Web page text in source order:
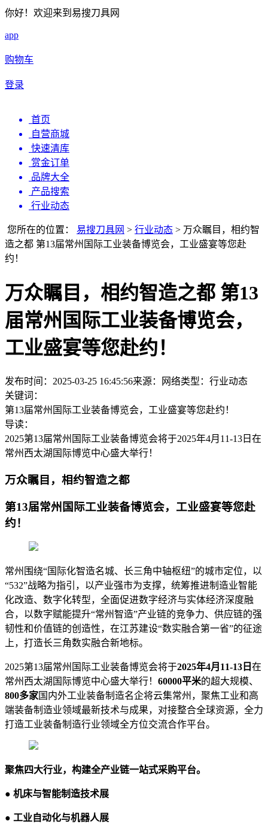
你好！欢迎来到易搜刀具网
app
购物车
登录
首页
自营商城
快速清库
赏金订单
品牌大全
产品搜索
行业动态
您所在的位置： 易搜刀具网 > 行业动态 > 万众瞩目，相约智
造之都 第13届常州国际工业装备博览会，工业盛宴等您赴
约！
万众瞩目，相约智造之都 第13
届常州国际工业装备博览会，
工业盛宴等您赴约！
发布时间：2025-03-25 16:45:56来源：网络类型： 行业动态
关键词：
第13届常州国际工业装备博览会，工业盛宴等您赴约！
导读：
2025第13届常州国际工业装备博览会将于2025年4月11-13日在
常州西太湖国际博览中心盛大举行！
万众瞩目，相约智造之都
第13届常州国际工业装备博览会，工业盛宴等您赴
约！
常州围绕“国际化智造名城、长三角中轴枢纽”的城市定位，以
“532”战略为指引，以产业强市为支撑，统筹推进制造业智能
化改造、数字化转型，全面促进数字经济与实体经济深度融
合，以数字赋能提升“常州智造”产业链的竞争力、供应链的强
韧性和价值链的创造性，在江苏建设“数实融合第一省”的征途
上，打造长三角数实融合新地标。
2025第13届常州国际工业装备博览会将于2025年4月11-13日 在
常州西太湖国际博览中心盛大举行！ 60000平米的超大规模、
800多家国内外工业装备制造名企将云集常州，聚焦工业和高
端装备制造业领域最新技术与成果，对接整合全球资源，全力
打造工业装备制造行业领域全方位交流合作平台。
聚焦四大行业，构建全产业链一站式采购平台。
● 机床与智能制造技术展
● 工业自动化与机器人展